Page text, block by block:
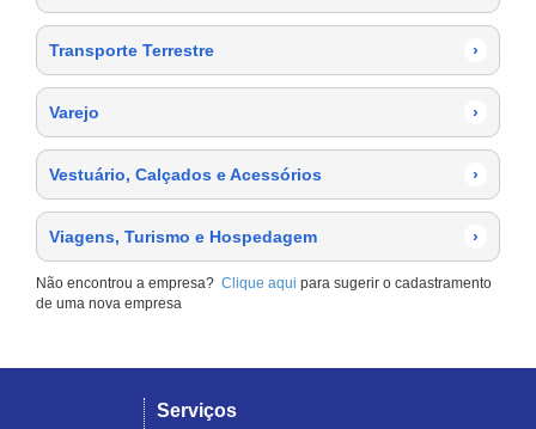
Transporte Terrestre ›
Varejo ›
Vestuário, Calçados e Acessórios ›
Viagens, Turismo e Hospedagem ›
Não encontrou a empresa? Clique aqui para sugerir o cadastramento
de uma nova empresa
Serviços